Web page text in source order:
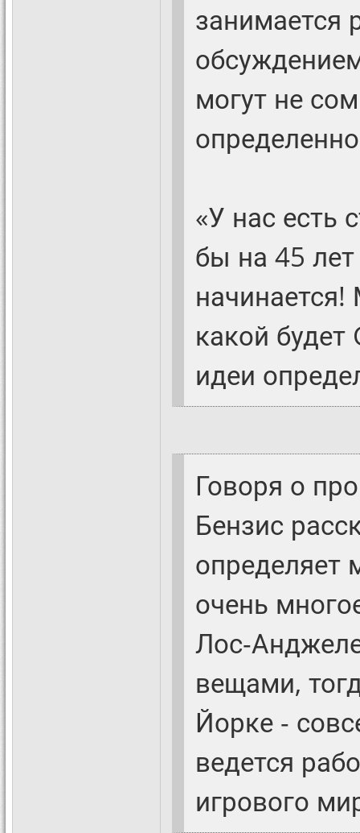
занимается
могут не
«У нас есть
бы на 45
какой
идеи
Говоря о
Бензис
определяет
очень
Лос-
вещами,
Йорке -
ведется
игрового